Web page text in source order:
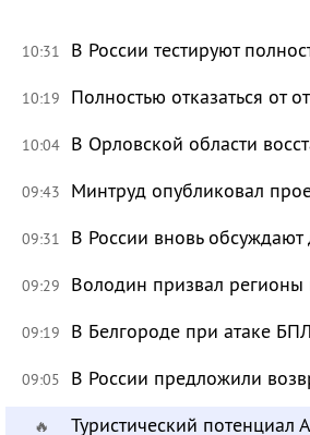
10:31 В России тестируют
10:19 Полностью отказаться от
10:04 В Орловской области
09:43 Минтруд опубликовал
09:31 В России вновь
09:29 Володин призвал регионы
09:19 В Белгороде при атаке
09:05 В России предложили
🔥 Туристический потенциал